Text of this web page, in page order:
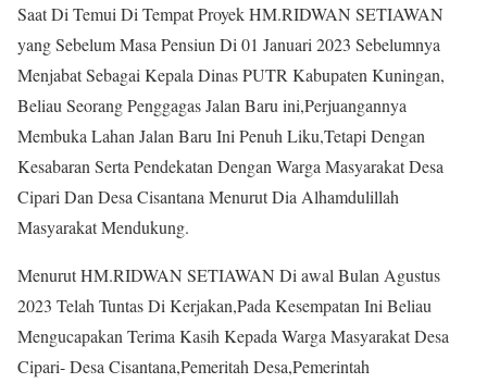
Saat Di Temui Di Tempat Proyek HM.RIDWAN SETIAWAN
yang Sebelum Masa Pensiun Di 01 Januari 2023 Sebelumnya
Menjabat Sebagai Kepala Dinas PUTR Kabupaten Kuningan,
Beliau Seorang Penggagas Jalan Baru ini,Perjuangannya
Membuka Lahan Jalan Baru Ini Penuh Liku,Tetapi Dengan
Kesabaran Serta Pendekatan Dengan Warga Masyarakat Desa
Cipari Dan Desa Cisantana Menurut Dia Alhamdulillah
Masyarakat Mendukung.
Menurut HM.RIDWAN SETIAWAN Di awal Bulan Agustus
2023 Telah Tuntas Di Kerjakan,Pada Kesempatan Ini Beliau
Mengucapakan Terima Kasih Kepada Warga Masyarakat Desa
Cipari- Desa Cisantana,Pemeritah Desa,Pemerintah